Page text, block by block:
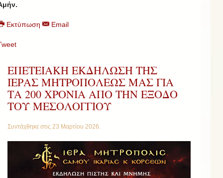
Εκτύπωση Email
ΕΠΕΤΕΙΑΚΗ ΕΚΔΗΛΩΣΗ ΤΗΣ
ΙΕΡΑΣ ΜΗΤΡΟΠΟΛΕΩΣ ΜΑΣ ΓΙΑ
ΤΑ 200 ΧΡΟΝΙΑ ΑΠΟ ΤΗΝ ΕΞΟΔΟ
ΤΟΥ ΜΕΣΟΛΟΓΓΙΟΥ
Συντάχθηκε στις 23 Μαρτίου 2026.